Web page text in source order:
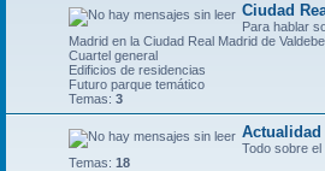
Ciudad
Para hablar
Madrid en la Ciudad Real Madrid de
Cuartel general
Edificios de residencias
Futuro parque temático
Temas: 3
Todo sobre el
Temas: 18